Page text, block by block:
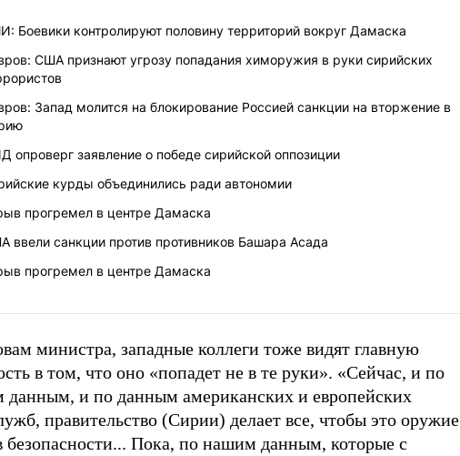
Боевики контролируют половину территорий вокруг Дамаска
США признают угрозу попадания химоружия в руки сирийских
Запад молится на блокирование Россией санкции на вторжение в
опроверг заявление о победе сирийской оппозиции
курды объединились ради автономии
прогремел в центре Дамаска
ввели санкции против противников Башара Асада
прогремел в центре Дамаска
министра, западные коллеги тоже видят главную
в том, что оно «попадет не в те руки». «Сейчас, и по
и по данным американских и европейских
правительство (Сирии) делает все, чтобы это оружие
безопасности... Пока, по нашим данным, которые с